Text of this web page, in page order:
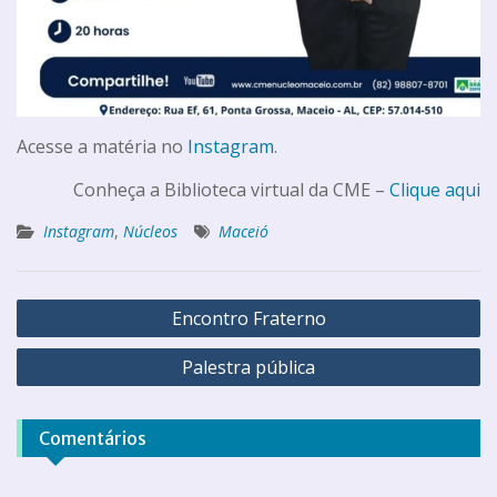
Acesse a matéria no Instagram.
Conheça a Biblioteca virtual da CME – Clique aqui
Instagram, Núcleos Maceió
Encontro Fraterno
Palestra pública
Comentários